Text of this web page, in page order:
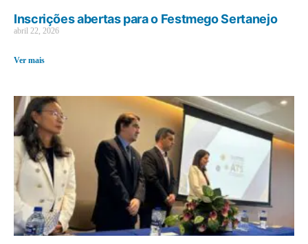
Inscrições abertas para o Festmego Sertanejo
abril 22, 2026
Ver mais